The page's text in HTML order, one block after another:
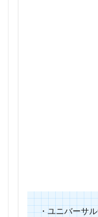
・ユニバーサ